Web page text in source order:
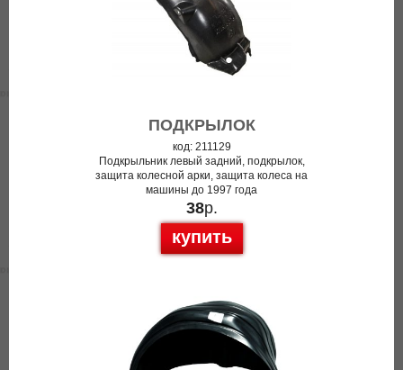
ПОДКРЫЛОК
код: 211129
Подкрыльник левый задний, подкрылок,
защита колесной арки, защита колеса на
машины до 1997 года
38р.
купить